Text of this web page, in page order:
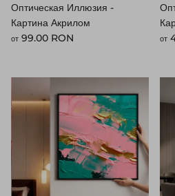
Оптическая Иллюзия -
Картина Акрилом
Стандартная цена
от 99.00 RON от